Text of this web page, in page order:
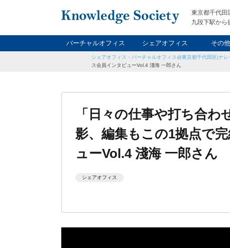
東京都千代田
九段下駅から
バーチャルオフィス シェアオフィス その
レンタ
ナイト&
貸
シェアオフィス・バーチャルオフィス@東京都千代田区|ナレ
ス会員インタビューVol.4 淺海 一郎さん
「日々の仕事や打ち合
影、編集もこの1拠点で
ューVol.4 淺海 一郎さん
シェアオフィス